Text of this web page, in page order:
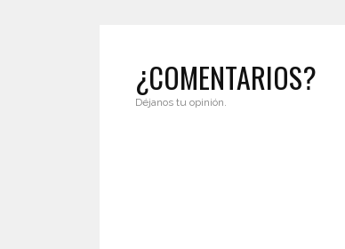
¿COMENTARIOS?
Déjanos tu opinión.